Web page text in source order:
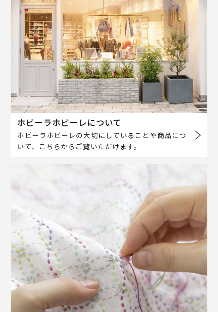
ホビーラホビーレについて
ホビーラホビーレの大切にしていることや商品につ
いて、こちらからご覧いただけます。